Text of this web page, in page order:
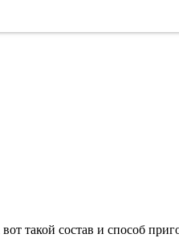
такой состав и способ